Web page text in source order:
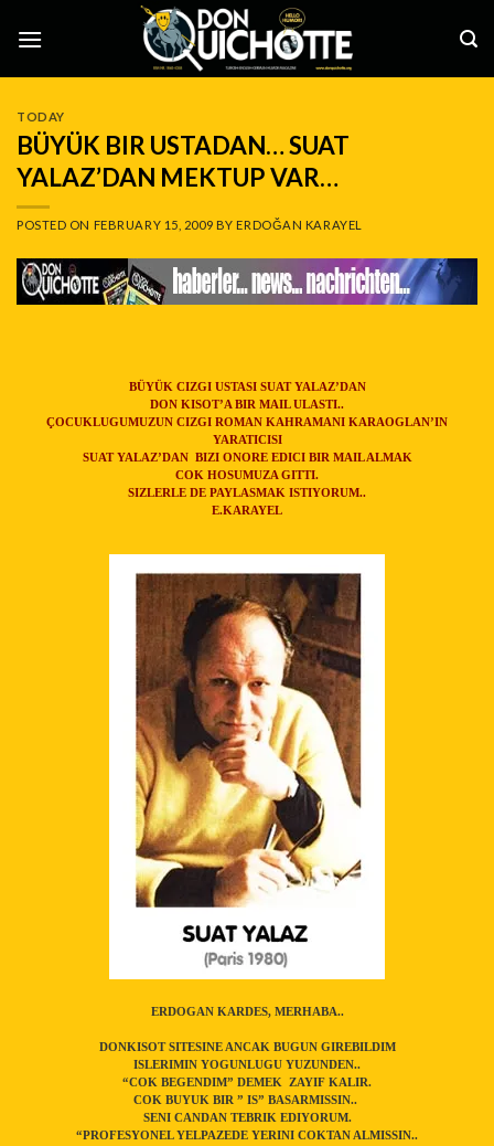
TODAY
BÜYÜK BIR USTADAN… SUAT
YALAZ’DAN MEKTUP VAR…
POSTED ON FEBRUARY 15, 2009 BYERDOĞAN KARAYEL
BÜYÜK CIZGI USTASI SUAT YALAZ’DAN
DON KISOT’A BIR MAIL ULASTI..
ÇOCUKLUGUMUZUN CIZGI ROMAN KAHRAMANI KARAOGLAN’IN
YARATICISI
SUAT YALAZ’DAN BIZI ONORE EDICI BIR MAIL ALMAK
COK HOSUMUZA GITTI.
SIZLERLE DE PAYLASMAK ISTIYORUM..
E.KARAYEL
ERDOGAN KARDES, MERHABA..
DONKISOT SITESINE ANCAK BUGUN GIREBILDIM
ISLERIMIN YOGUNLUGU YUZUNDEN..
“COK BEGENDIM” DEMEK
ZAYIF KALIR.
COK BUYUK BIR ” IS” BASARMISSIN..
SENI CANDAN TEBRIK EDIYORUM.
“PROFESYONEL YELPAZEDE YERINI COKTAN ALMISSIN..